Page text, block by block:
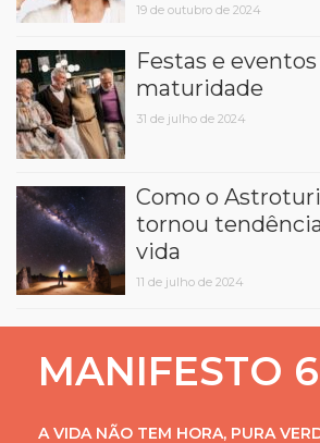
19 de outubro de 2024
Festas e eventos
maturidade
31 de julho de 2024
Como o
tornou
vida
11 de julho de 2024
MANIFESTO
A VIDA NÃO TEM HORA, PURA